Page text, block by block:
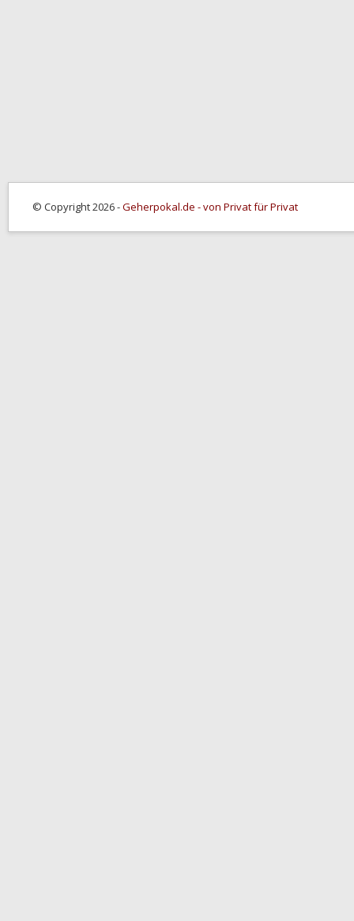
© Copyright 2026 -Geherpokal.de - von Privat für Privat